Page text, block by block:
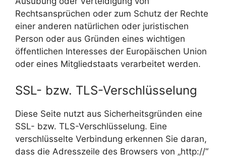
Rechtsansprüchen oder zum Schutz der Rechte
einer anderen natürlichen oder juristischen
Person oder aus Gründen eines wichtigen
öffentlichen Interesses der Europäischen Union
oder eines Mitgliedstaats verarbeitet werden.
SSL- bzw. TLS-Verschlüsselung
Diese Seite nutzt aus Sicherheitsgründen eine
SSL- bzw. TLS-Verschlüsselung. Eine
verschlüsselte Verbindung erkennen Sie daran,
dass die Adresszeile des Browsers von „http://“